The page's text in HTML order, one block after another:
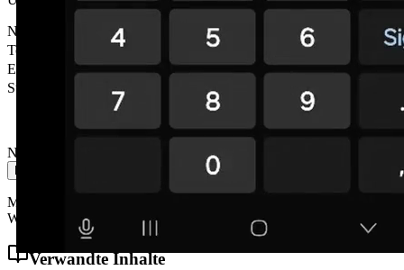
Name
Telefon
E-Mail
Stadt
Nachricht
Nachricht senden
Mit dem Absenden akzeptieren Sie unsere Datenschutzrichtlinie.
Wir geben Ihre Daten nicht an Dritte weiter.
Verwandte Inhalte